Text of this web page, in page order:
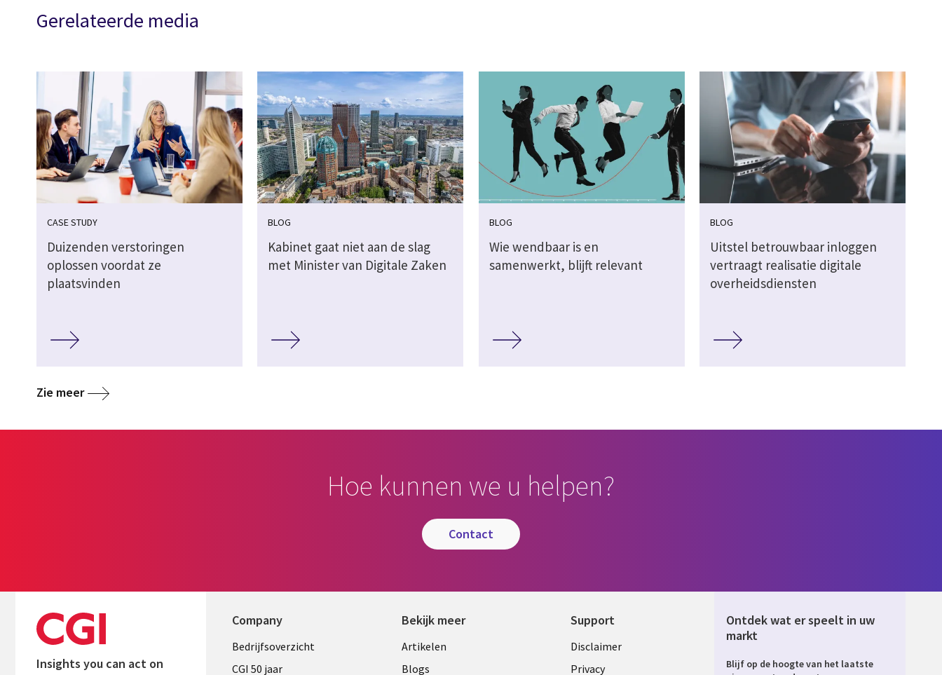
Gerelateerde media
CASE STUDY
Duizenden verstoringen
oplossen voordat ze
plaatsvinden
BLOG
Kabinet gaat niet aan de slag
met Minister van Digitale Zaken
BLOG
Wie wendbaar is en
samenwerkt, blijft relevant
BLOG
Uitstel betrouwbaar inloggen
vertraagt realisatie digitale
overheidsdiensten
Zie meer
Hoe kunnen we u helpen?
contact
Insights you can act on
Company
Useful
Bedrijfsoverzicht
CGI 50 jaar
Bekijk meer
Library
Artikelen
Blogs
Support
Legal
Disclaimer
Privacy
Ontdek wat er speelt in uw
markt
Blijf op de hoogte van het laatste